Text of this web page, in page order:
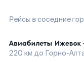
Рейсы в соседние
Авиабилеты Ижевск
220 км до Горно-